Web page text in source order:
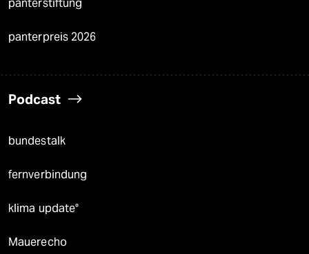
panterstiftung
panterpreis 2026
Podcast
bundestalk
fernverbindung
klima update°
Mauerecho